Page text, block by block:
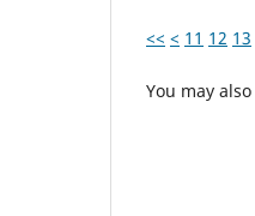
<< < 11 12 13
You may also